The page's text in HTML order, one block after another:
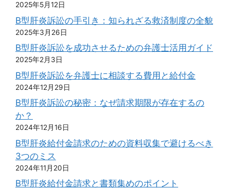
2025年5月12日
B型肝炎訴訟の手引き：知られざる救済制度の全貌
2025年3月26日
B型肝炎訴訟を成功させるための弁護士活用ガイド
2025年2月3日
B型肝炎訴訟を弁護士に相談する費用と給付金
2024年12月29日
B型肝炎訴訟の秘密：なぜ請求期限が存在するの
か？
2024年12月16日
B型肝炎給付金請求のための資料収集で避けるべき
3つのミス
2024年11月20日
B型肝炎給付金請求と書類集めのポイント